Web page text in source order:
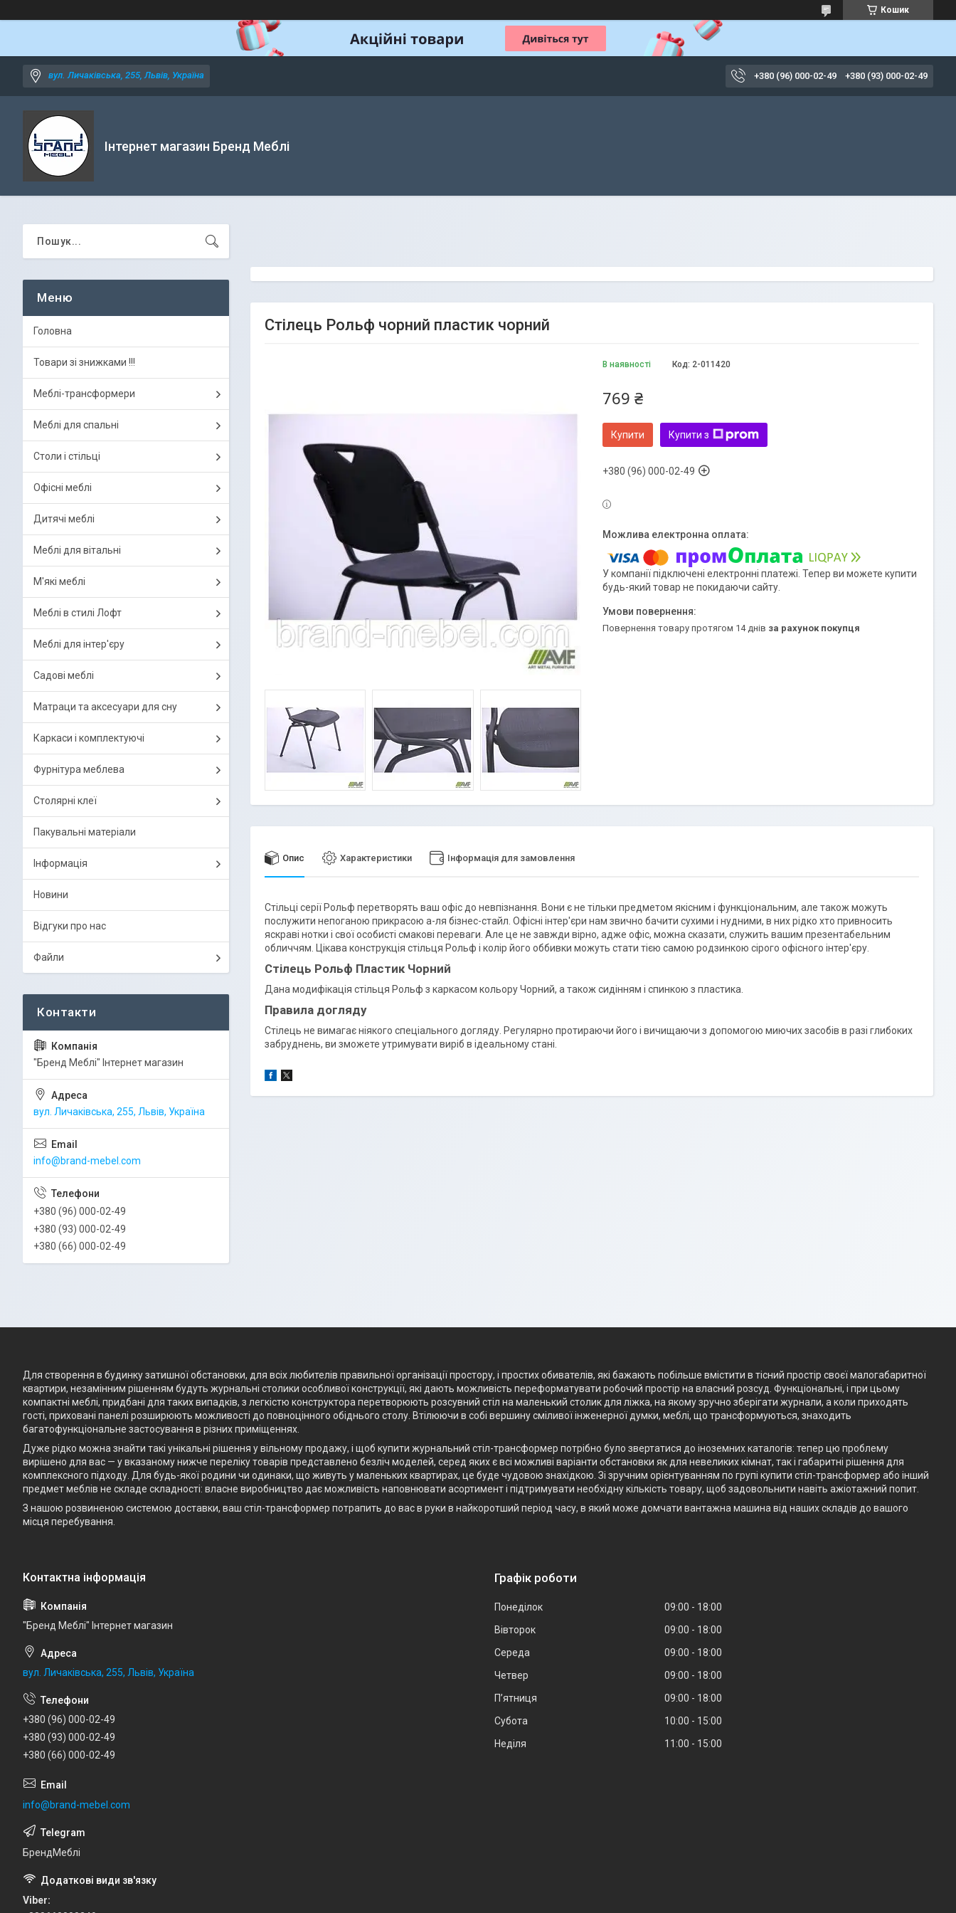
Кошик
вул. Личаківська, 255, Львів, Україна +380 (96) 000-02-49 +380 (93) 000-02-49
Інтернет магазин Бренд Меблі
Стілець Рольф чорний пластик чорний
В наявності Код: 2-011420
769 ₴
Купити Купити з
+380 (96) 000-02-49
У компанії підключені електронні платежі. Тепер ви можете купити
будь-який товар не покидаючи сайту.
повернення товару протягом 14 днів за рахунок покупця
Опис Характеристики Інформація для замовлення
Стільці серії Рольф перетворять ваш офіс до невпізнання. Вони є не тільки предметом якісним і функціональним, але також можуть
послужити непоганою прикрасою а-ля бізнес-стайл. Офісні інтер'єри нам звично бачити сухими і нудними, в них рідко хто привносить
яскраві нотки і свої особисті смакові переваги. Але це не завжди вірно, адже офіс, можна сказати, служить вашим презентабельним
обличчям. Цікава конструкція стільця Рольф і колір його оббивки можуть стати тією самою родзинкою сірого офісного інтер'єру.
Стілець Рольф Пластик Чорний
Дана модифікація стільця Рольф з каркасом кольору Чорний, а також сидінням і спинкою з пластика.
Правила догляду
Стілець не вимагає ніякого спеціального догляду. Регулярно протираючи його і вичищаючи з допомогою миючих засобів в разі глибоких
забруднень, ви зможете утримувати виріб в ідеальному стані.
Головна
Товари зі знижками !!!
Меблі-трансформери
Меблі для спальні
Столи і стільці
Офісні меблі
Дитячі меблі
Меблі для вітальні
М'які меблі
Меблі в стилі Лофт
Меблі для інтер'єру
Садові меблі
Матраци та аксесуари для сну
Каркаси і комплектуючі
Фурнітура меблева
Столярні клеї
Пакувальні матеріали
Інформація
Новини
Відгуки про нас
Файли
"Бренд Меблі" Інтернет магазин
вул. Личаківська, 255, Львів, Україна
info@brand-mebel.com
+380 (96) 000-02-49
+380 (93) 000-02-49
+380 (66) 000-02-49
Для створення в будинку затишної обстановки, для всіх любителів правильної організації простору, і простих обивателів, які бажають побільше вмістити в тісний простір своєї малогабаритної
квартири, незамінним рішенням будуть журнальні столики особливої конструкції, які дають можливість переформатувати робочий простір на власний розсуд. Функціональні, і при цьому
компактні меблі, придбані для таких випадків, з легкістю конструктора перетворюють розсувний стіл на маленький столик для ліжка, на якому зручно зберігати журнали, а коли приходять
гості, приховані панелі розширюють можливості до повноцінного обіднього столу. Втілюючи в собі вершину сміливої інженерної думки, меблі, що трансформуються, знаходить
багатофункціональне застосування в різних приміщеннях.
Дуже рідко можна знайти такі унікальні рішення у вільному продажу, і щоб купити журнальний стіл-трансформер потрібно було звертатися до іноземних каталогів: тепер цю проблему
вирішено для вас — у вказаному нижче переліку товарів представлено безліч моделей, серед яких є всі можливі варіанти обстановки як для невеликих кімнат, так і габаритні рішення для
комплексного підходу. Для будь-якої родини чи одинаки, що живуть у маленьких квартирах, це буде чудовою знахідкою. Зі зручним орієнтуванням по групі купити стіл-трансформер або інший
предмет меблів не складе складності: власне виробництво дає можливість наповнювати асортимент і підтримувати необхідну кількість товару, щоб задовольнити навіть ажіотажний попит.
З нашою розвиненою системою доставки, ваш стіл-трансформер потрапить до вас в руки в найкоротший період часу, в який може домчати вантажна машина від наших складів до вашого
місця перебування.
"Бренд Меблі" Інтернет магазин
вул. Личаківська, 255, Львів, Україна
+380 (96) 000-02-49
+380 (93) 000-02-49
+380 (66) 000-02-49
info@brand-mebel.com
БрендМеблі
Viber
Графік роботи
Понеділок 09:00
18:00
Вівторок
09:00
18:00
Середа
09:00
18:00
Четвер
09:00
18:00
Пʼятниця
09:00
18:00
Субота
10:00
15:00
Неділя
11:00 15:00